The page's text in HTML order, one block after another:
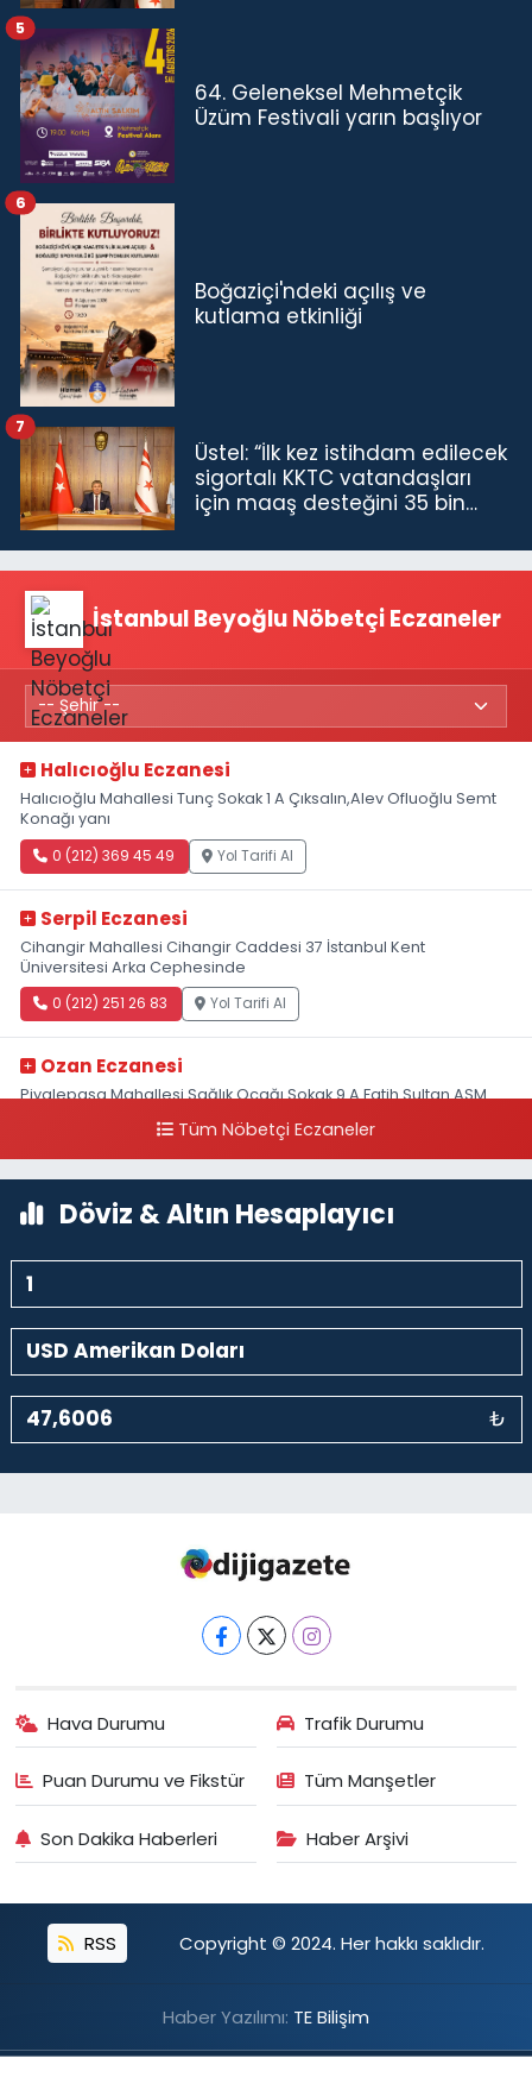
64. Geleneksel Mehmetçik
Üzüm Festivali yarın başlıyor
5
Boğaziçi'ndeki açılış ve
kutlama etkinliği
6
Üstel: “İlk kez istihdam edilecek
sigortalı KKTC vatandaşları
için maaş desteğini 35 bin
7
İstanbul Beyoğlu Nöbetçi Eczaneler
Halıcıoğlu Eczanesi
Halıcıoğlu Mahallesi Tunç Sokak 1 A Çıksalın,Alev Ofluoğlu Semt
Konağı yanı
0 (212) 369 45 49 Yol Tarifi Al
Serpil Eczanesi
Cihangir Mahallesi Cihangir Caddesi 37 İstanbul Kent
Üniversitesi Arka Cephesinde
0 (212) 251 26 83 Yol Tarifi Al
Ozan Eczanesi
Piyalepaşa Mahallesi Sağlık Ocağı Sokak 9 A Fatih Sultan ASM
Tüm Nöbetçi Eczaneler
Döviz & Altın Hesaplayıcı
₺
Hava Durumu Trafik Durumu
Puan Durumu ve Fikstür Tüm Manşetler
Son Dakika Haberleri Haber Arşivi
RSS Copyright © 2024. Her hakkı saklıdır.
Haber Yazılımı: TE Bilişim